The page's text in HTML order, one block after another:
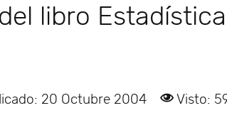
libro
20 Octubre 2004 Visto: